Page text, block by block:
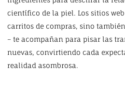
científico de la piel. Los sitios
carritos de compras, sino
– te acompañan para pisar las
nuevas, convirtiendo cada
realidad asombrosa.